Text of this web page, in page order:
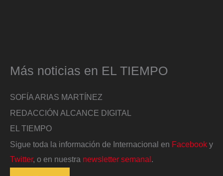
Más noticias en EL TIEMPO
SOFÍA ARIAS MARTÍNEZ
REDACCIÓN ALCANCE DIGITAL
EL TIEMPO
Sigue toda la información de Internacional en Facebook y
Twitter, o en nuestra newsletter semanal.